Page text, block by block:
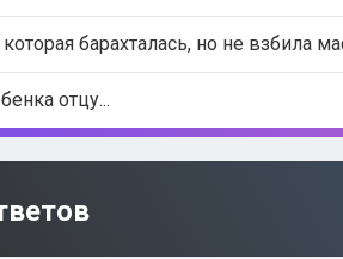
барахталась, но не взбила
отцу...